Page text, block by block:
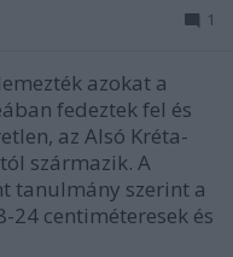
1
azokat a
fedeztek fel és
az Alsó Kréta-
származik. A
tanulmány szerint a
24 centiméteresek és